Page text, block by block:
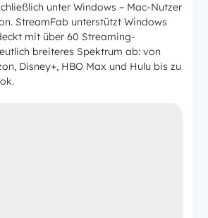
unter Windows – Mac-Nutzer
StreamFab unterstützt Windows
mit über 60 Streaming-
breiteres Spektrum ab: von
Disney+, HBO Max und Hulu bis zu